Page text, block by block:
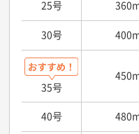
25号
30号
35号
40号